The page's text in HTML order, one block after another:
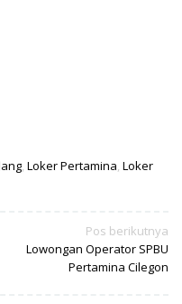
, Loker Pertamina, Loker
Pos berikutnya
Lowongan Operator SPBU
Pertamina Cilegon